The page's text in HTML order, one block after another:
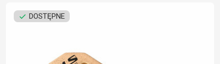
DOSTĘPNE